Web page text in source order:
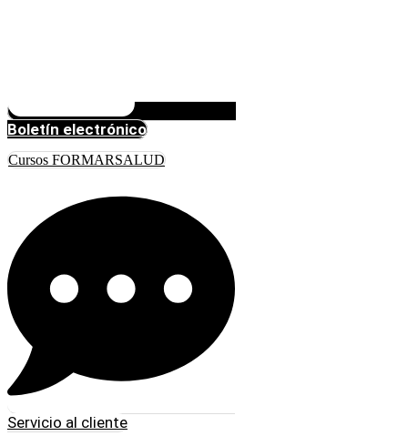
Boletín electrónico
Cursos FORMARSALUD
Servicio al cliente